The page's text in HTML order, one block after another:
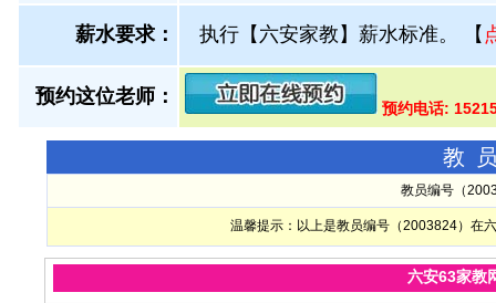
薪水要求： 执行【六安家教】薪水标准。 【
预约这位老师：
预约电话:
教
教员编号（
温馨提示：以上是教员编号（2003824）在
六安63家教